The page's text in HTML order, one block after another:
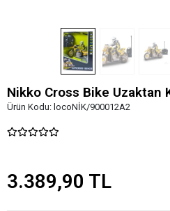
Nikko Cross Bike Uzaktan
Ürün Kodu: locoNİK/900012A2
3.389,90 TL